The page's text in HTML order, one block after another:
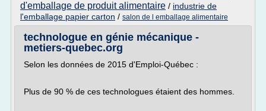
d'emballage de produit alimentaire / industrie de
l'emballage papier carton / salon de l emballage alimentaire
technologue en génie mécanique -
metiers-quebec.org
Selon les données de 2015 d'Emploi-Québec :
Plus de 90 % de ces technologues étaient des hommes.